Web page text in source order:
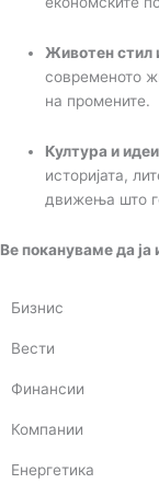
Животен стил
современото
на промените.
Култура и
историјата,
движења што
Ве покануваме да
Бизнис
Вести
Финансии
Компании
Енергетика